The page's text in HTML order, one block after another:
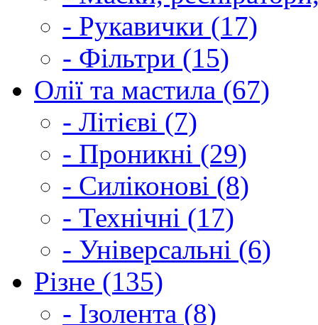
- Рукавички (17)
- Фільтри (15)
Олії та мастила (67)
- Літієві (7)
- Проникні (29)
- Силіконові (8)
- Технічні (17)
- Універсальні (6)
Різне (135)
- Ізолента (8)